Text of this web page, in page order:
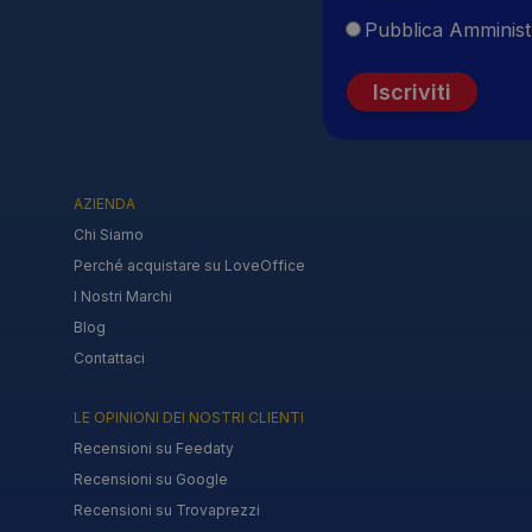
Pubblica
Iscriviti
AZIENDA
Chi Siamo
Perché acquistare su LoveOffice
I Nostri Marchi
Blog
Contattaci
LE OPINIONI DEI NOSTRI CLIENTI
Recensioni su Feedaty
Recensioni su Google
Recensioni su Trovaprezzi